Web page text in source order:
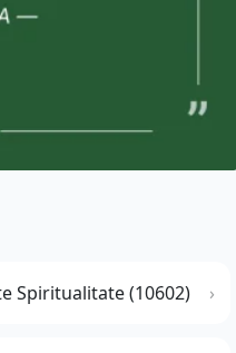
Spiritualitate (10602)